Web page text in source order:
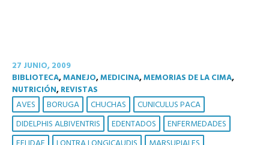
27 JUNIO, 2009
BIBLIOTECA,MANEJO,MEDICINA,MEMORIAS DE LA CIMA,
NUTRICIÓN,REVISTAS
AVES BORUGA CHUCHAS
CUNICULUS PACA
DIDELPHIS ALBIVENTRIS
EDENTADOS
ENFERMEDADES